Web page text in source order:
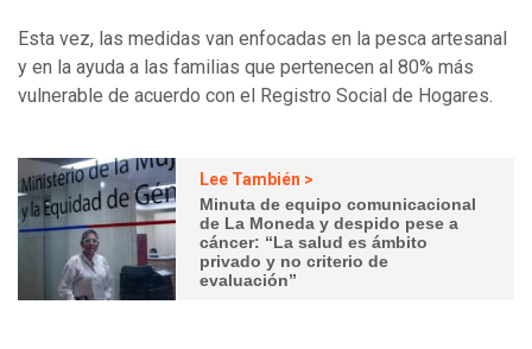
Esta vez, las medidas van enfocadas en la pesca artesanal
y en la ayuda a las familias que pertenecen al 80% más
vulnerable de acuerdo con el Registro Social de Hogares.
Lee También >
Minuta de equipo comunicacional
de La Moneda y despido pese a
cáncer: “La salud es ámbito
privado y no criterio de
evaluación”